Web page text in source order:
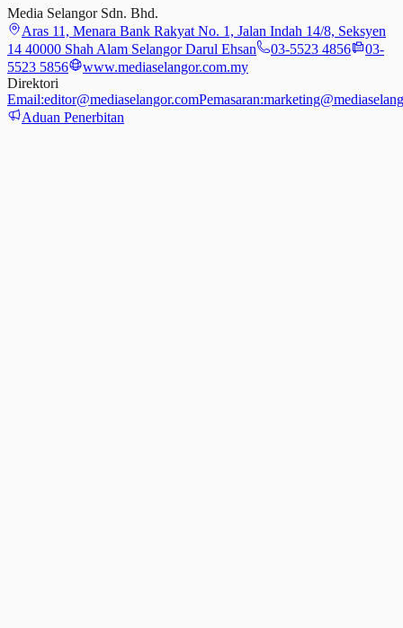
Media Selangor Sdn. Bhd.
Aras 11, Menara Bank Rakyat No. 1, Jalan Indah 14/8, Seksyen
14 40000 Shah Alam Selangor Darul Ehsan
03-5523 4856
03-
5523 5856
www.mediaselangor.com.my
Direktori
Email:editor@mediaselangor.comPemasaran:
Aduan Penerbitan